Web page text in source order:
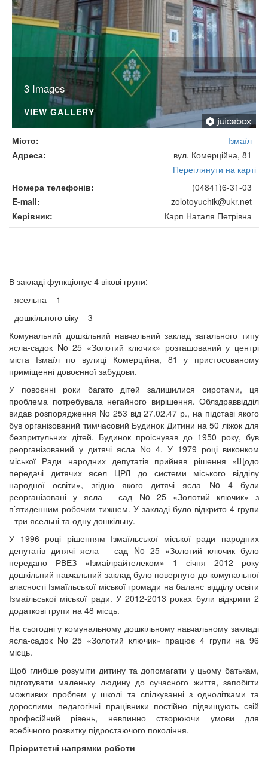
3 Images
VIEW GALLERY
Місто
Ізмаїл
Адреса
вул. Комерційна, 81
Переглянути на карті
Номера телефонів
(04841)6-31-03
E-mail
zolotoyuchik@ukr.net
Керівник
Карп Наталя Петрівна
В закладі функціонує 4 вікові групи:
- ясельна – 1
- дошкільного віку – 3
Комунальний дошкільний навчальний заклад загального типу
ясла-садок No 25 «Золотий ключик» розташований у центрі
міста Ізмаїл по вулиці Комерційна, 81 у пристосованому
приміщенні довоєнної забудови.
У повоєнні роки багато дітей залишилися сиротами, ця
проблема потребувала негайного вирішення. Облздраввідділ
видав розпорядження No 253 від 27.02.47 р., на підставі якого
був організований тимчасовий Будинок Дитини на 50 ліжок для
безпритульних дітей. Будинок проіснував до 1950 року, був
реорганізований у дитячі ясла No 4. У 1979 році виконком
міської Ради народних депутатів прийняв рішення «Щодо
передачі дитячих ясел ЦРЛ до системи міського відділу
народної освіти», згідно якого дитячі ясла No 4 були
реорганізовані у ясла - сад No 25 «Золотий ключик» з
п’ятиденним робочим тижнем. У закладі було відкрито 4 групи
- три ясельні та одну дошкільну.
У 1996 році рішенням Ізмаїльської міської ради народних
депутатів дитячі ясла – сад No 25 «Золотий ключик було
передано РВЕЗ «Ізмаілрайтелеком» 1 січня 2012 року
дошкільний навчальний заклад було повернуто до комунальної
власності Ізмаїльської міської громади на баланс відділу освіти
Ізмаїльської міської ради. У 2012-2013 роках були відкрити 2
додаткові групи на 48 місць.
На сьогодні у комунальному дошкільному навчальному закладі
ясла-садок No 25 «Золотий ключик» працює 4 групи на 96
місць.
Щоб глибше розуміти дитину та допомагати у цьому батькам,
підготувати маленьку людину до сучасного життя, запобігти
можливих проблем у школі та спілкуванні з однолітками та
дорослими педагогічні працівники постійно підвищують свій
професійний рівень, невпинно створюючи умови для
всебічного розвитку підростаючого покоління.
Пріоритетні напрямки роботи